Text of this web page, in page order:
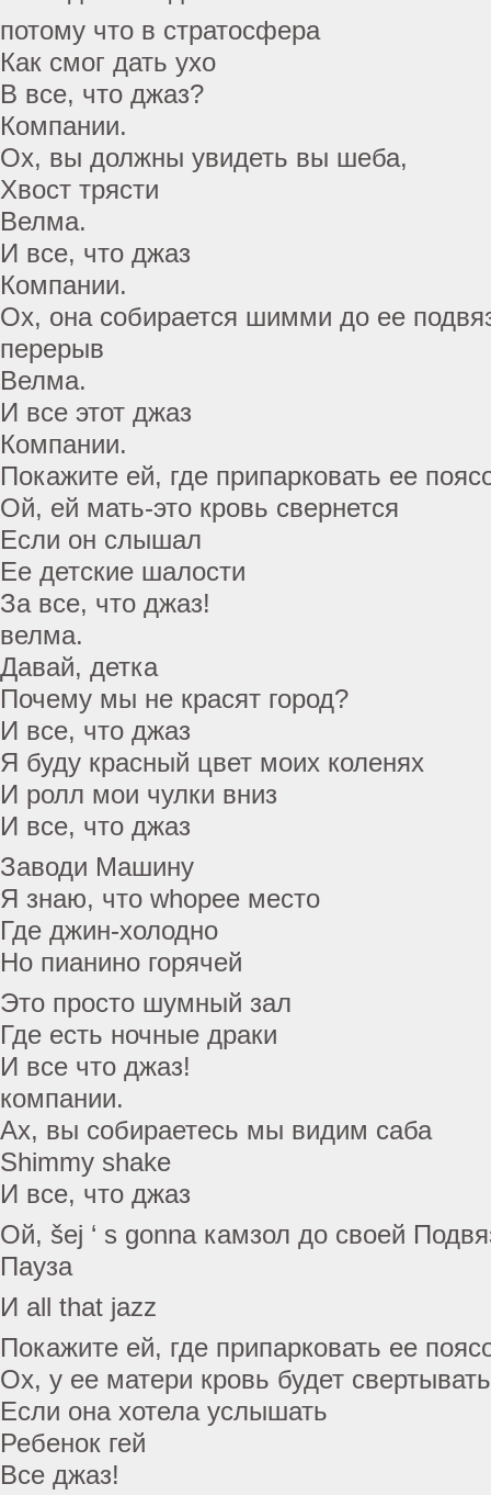
потому что в стратосфера
Как смог дать ухо
В все, что джаз?
Компании.
Ох, вы должны увидеть вы шеба,
Хвост трясти
Велма.
И все, что джаз
Компании.
Ох, она собирается шимми до ее
перерыв
Велма.
И все этот джаз
Компании.
Покажите ей, где припарковать ее
Ой, ей мать-это кровь свернется
Если он слышал
Ее детские шалости
За все, что джаз!
велма.
Давай, детка
Почему мы не красят город?
И все, что джаз
Я буду красный цвет моих коленях
И ролл мои чулки вниз
И все, что джаз
Заводи Машину
Я знаю, что whopee место
Где джин-холодно
Но пианино горячей
Это просто шумный зал
Где есть ночные драки
И все что джаз!
компании.
Ах, вы собираетесь мы видим саба
Shimmy shake
И все, что джаз
Ой, šej ‘ s gonna камзол до своей
Пауза
И all that jazz
Покажите ей, где припарковать ее
Ох, у ее матери кровь будет
Если она хотела услышать
Ребенок гей
Все джаз!